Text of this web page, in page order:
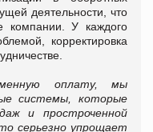
деятельности, что
компании. У каждого
корректировка
оплату, мы
системы, которые
и простроченной
серьезно упрощает